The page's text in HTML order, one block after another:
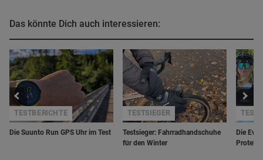
Das könnte Dich auch interessieren:
Die Suunto Run GPS Uhr im Test
TESTBERICHTE
Testsieger: Fahrradhandschuhe
für den Winter
TESTSIEGER
Die